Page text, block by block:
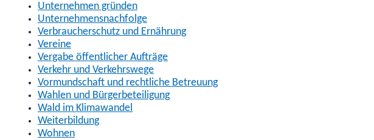
Unternehmen gründen
Unternehmensnachfolge
Verbraucherschutz und Ernährung
Vereine
Vergabe öffentlicher Aufträge
Verkehr und Verkehrswege
Vormundschaft und rechtliche Betreuung
Wahlen und Bürgerbeteiligung
Wald im Klimawandel
Weiterbildung
Wohnen